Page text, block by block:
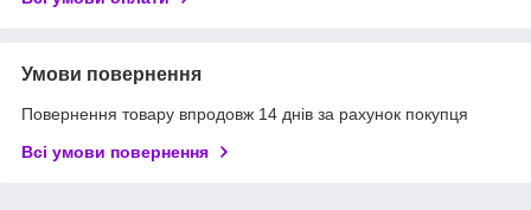
Умови повернення
Повернення товару впродовж 14 днів за рахунок покупця
Всі умови повернення